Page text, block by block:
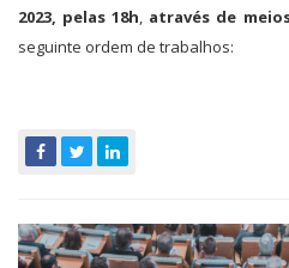
2023, pelas 18h, através de
seguinte ordem de trabalhos: